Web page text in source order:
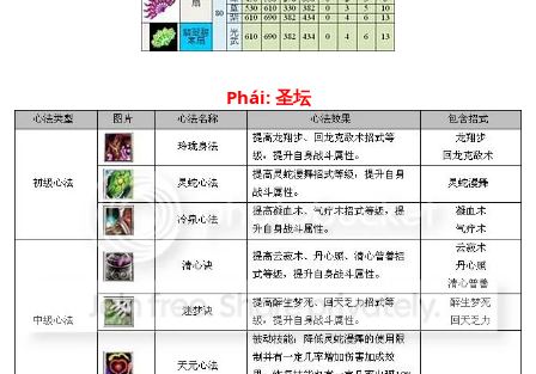
Phái: 圣坛